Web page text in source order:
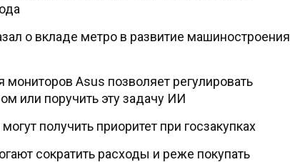
о вкладе метро в развитие машиностроения
Asus позволяет регулировать
или поручить эту задачу ИИ
получить приоритет при госзакупках
сократить расходы и реже покупать